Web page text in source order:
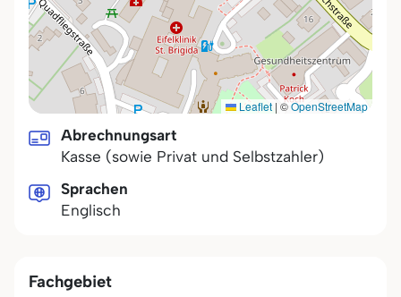
Leaflet | ©OpenStreetMap
Abrechnungsart
Kasse (sowie Privat und Selbstzahler)
Sprachen
Englisch
Fachgebiet